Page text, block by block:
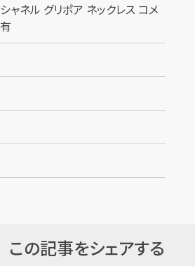
シャネル グリポア ネックレス コメ
有
この記事をシェアする